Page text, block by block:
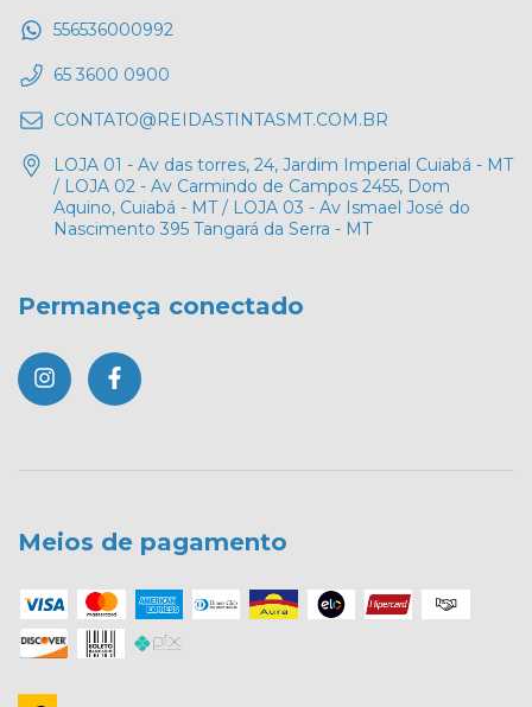
556536000992
65 3600 0900
CONTATO@REIDASTINTASMT.COM.BR
LOJA 01 - Av das torres, 24, Jardim Imperial Cuiabá - MT
/ LOJA 02 - Av Carmindo de Campos 2455, Dom
Aquino, Cuiabá - MT / LOJA 03 - Av Ismael José do
Nascimento 395 Tangará da Serra - MT
Permaneça conectado
Meios de pagamento